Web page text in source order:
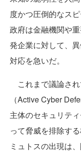
度かつ圧倒的なス
政府は金融機関や
発企業に対して、
対応を急いだ。
これまで議論さ
（Active Cyber
主体のセキュリテ
って脅威を排除す
ミュトスの出現は